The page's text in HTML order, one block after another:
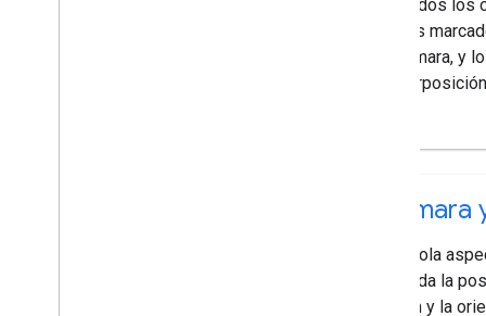
incluidos los
en los
la cámara, y
Controla
incluida la
zoom y la